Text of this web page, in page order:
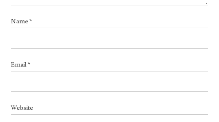
Name*
Email*
Website